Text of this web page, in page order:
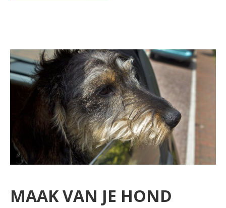
MAAK VAN JE HOND